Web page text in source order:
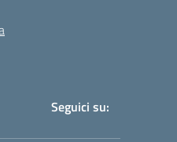
Seguici su: